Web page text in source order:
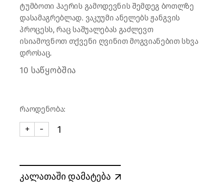
ტუმბოთი ჰაერის გამოდევნის შემდეგ ბოთლზე
დასამაგრებლად. ვაკუუმი ანელებს ჟანგვის
პროცესს, რაც საშუალებას გაძლევთ
ისიამოვნოთ თქვენი ღვინით მოგვიანებით სხვა
დროსაც.
10 საწყობშია
რაოდენობა:
ვაკუუმ საცობი. ნაცრისფერი (2 ცალი) quantity
-
+
კალათაში დამატება